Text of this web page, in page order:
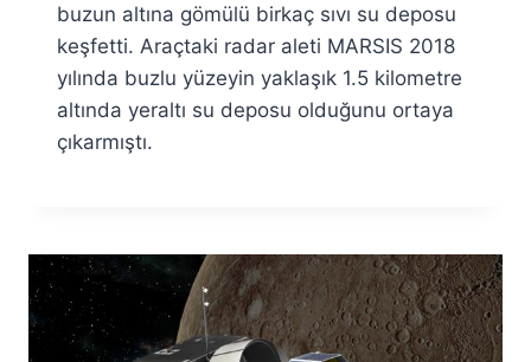
buzun altına gömülü birkaç sıvı su deposu
keşfetti. Araçtaki radar aleti MARSIS 2018
yılında buzlu yüzeyin yaklaşık 1.5 kilometre
altında yeraltı su deposu olduğunu ortaya
çıkarmıştı.